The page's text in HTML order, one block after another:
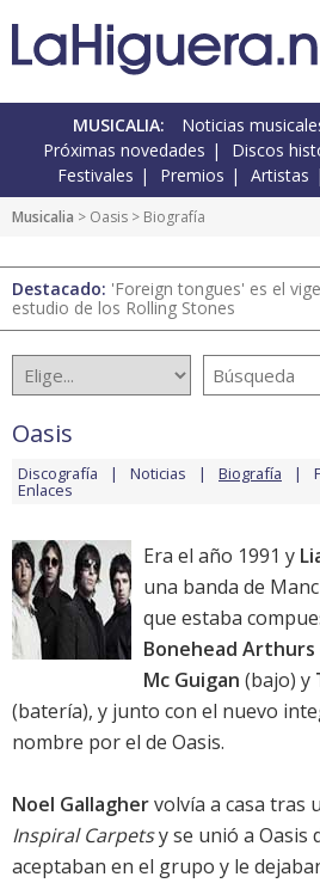
MUSICALIA: Noticias
Próximas novedades
Discos
Festivales
Premios Artistas
Musicalia > Oasis > Biografía
Destacado: 'Foreign tongues' es el
estudio de los Rolling Stones
Oasis
Discografía Noticias Biografía
Enlaces
Era el año 1991 y
una banda de
que estaba
Bonehead Arthurs
Mc Guigan (bajo) y
(batería), y junto con el nuevo
nombre por el de Oasis.
Noel Gallaghervolvía a casa tras
Inspiral Carpetsy se unió a Oasis
aceptaban en el grupo y le